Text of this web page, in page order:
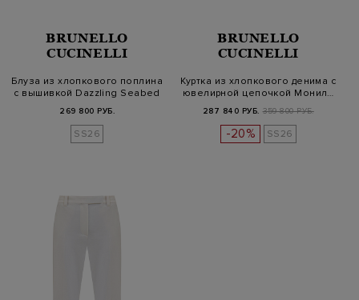
BRUNELLO
CUCINELLI
Блуза из хлопкового поплина
с вышивкой Dazzling Seabed
269 800 РУБ.
SS26
BRUNELLO
CUCINELLI
Куртка из хлопкового денима с
ювелирной цепочкой Монил…
287 840 РУБ. 359 800 РУБ.
-20% SS26